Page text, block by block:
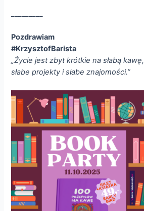
Pozdrawiam
#KrzysztofBarista
„Życie jest zbyt krótkie na słabą kawę,
słabe projekty i słabe znajomości.”